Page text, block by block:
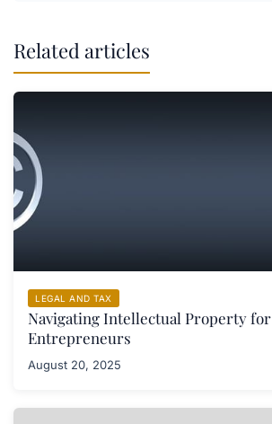
Related articles
LEGAL AND TAX
Navigating Intellectual Property for
Entrepreneurs
August 20, 2025